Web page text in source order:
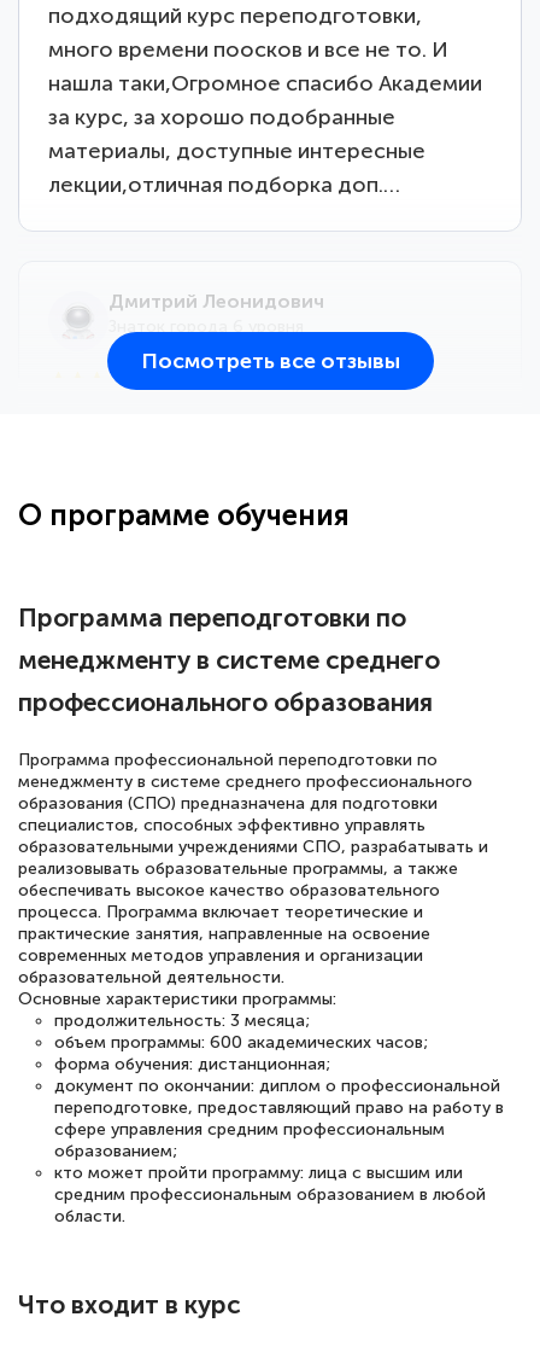
подходящий курс переподготовки,
много времени поосков и все не то. И
нашла таки,Огромное спасибо Академии
за курс, за хорошо подобранные
материалы, доступные интересные
лекции,отличная подборка доп.…
Дмитрий Леонидович
большое количество методических
Елена Кравченко
18 марта 2026
Выражаю благодарность за курс
повышения квалификации "Эксперт ЕГЭ по
русскому языку и литературе". Много
полезных материалов помогли
подготовиться к тестированию. Это
книги, методические рекомендации,
статьи. Времени на подготовку
достаточно. Курс помогает пройти
аттестацию в школе. Спасибо!
Евгения Коротких
Спасибо большое Академии! Грамотное,
Посмотреть все отзывы
О программе обучения
Программа переподготовки по
менеджменту в системе среднего
профессионального образования
Программа профессиональной переподготовки по
менеджменту в системе среднего профессионального
образования (СПО) предназначена для подготовки
специалистов, способных эффективно управлять
образовательными учреждениями СПО, разрабатывать и
реализовывать образовательные программы, а также
обеспечивать высокое качество образовательного
процесса. Программа включает теоретические и
практические занятия, направленные на освоение
современных методов управления и организации
образовательной деятельности.
Основные характеристики программы:
продолжительность: 3 месяца;
объем программы: 600 академических часов;
форма обучения: дистанционная;
документ по окончании: диплом о профессиональной
переподготовке, предоставляющий право на работу в
сфере управления средним профессиональным
образованием;
кто может пройти программу: лица с высшим или
средним профессиональным образованием в любой
области.
Что входит в курс